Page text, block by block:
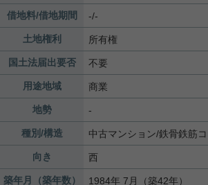
借地料/借地期間 -/-
土地権利 所有権
国土法届出要否 不要
用途地域 商業
地勢 -
種別/構造 中古マンション/鉄骨鉄筋
向き 西
築年月（築年数） 1984年 7月（築42年）